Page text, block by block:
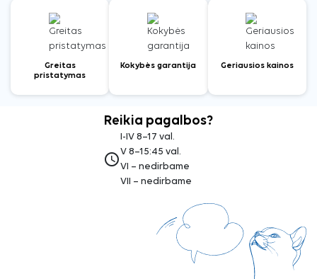
Greitas
pristatymas
Kokybės garantija Geriausios kainos
Reikia pagalbos?
access_time
I-IV 8–17 val.
V 8–15:45 val.
VI – nedirbame
VII – nedirbame